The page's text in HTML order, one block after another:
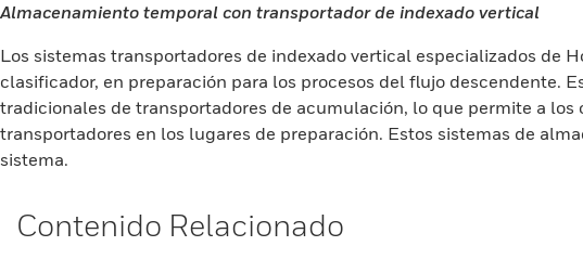
Almacenamiento temporal con transportador de indexado vertical
Los sistemas transportadores de indexado vertical especializados de
clasificador, en preparación para los procesos del flujo descendente.
tradicionales de transportadores de acumulación, lo que permite a
transportadores en los lugares de preparación. Estos sistemas de
sistema.
Contenido Relacionado